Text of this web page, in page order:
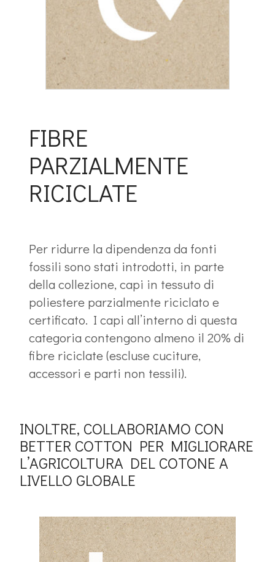
FIBRE
PARZIALMENTE
RICICLATE
Per ridurre la dipendenza da fonti
fossili sono stati introdotti, in parte
della collezione, capi in tessuto di
poliestere parzialmente riciclato e
certificato. I capi all’interno di questa
categoria contengono almeno il 20% di
fibre riciclate (escluse cuciture,
accessori e parti non tessili).
INOLTRE, COLLABORIAMO CON
BETTER COTTON PER MIGLIORARE
L’AGRICOLTURA DEL COTONE A
LIVELLO GLOBALE